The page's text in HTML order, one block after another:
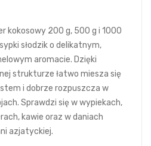
kokosowy 200 g, 500 g i 1000
słodzik o delikatnym,
aromacie. Dzięki
strukturze łatwo miesza się
i dobrze rozpuszcza w
Sprawdzi się w wypiekach,
kawie oraz w daniach
azjatyckiej.